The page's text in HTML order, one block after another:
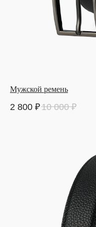
Мужской ремень
2 800 ₽10 000 ₽